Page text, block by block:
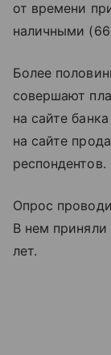
от времени
наличными
Более
совершают
на сайте
на сайте
респондентов.
Опрос
В нем приняли
лет.